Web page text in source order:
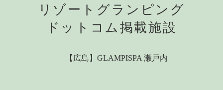
リゾートグランピング
ドットコム掲載施設
【広島】GLAMPISPA 瀬戸内